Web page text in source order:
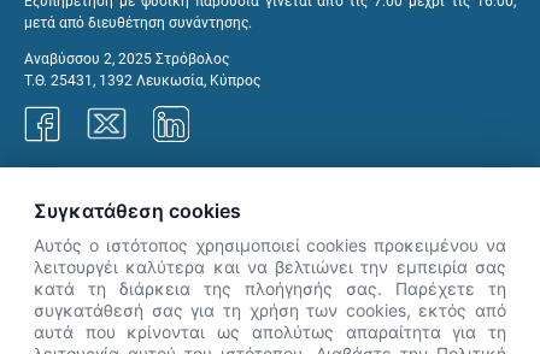
μετά από διευθέτηση συνάντησης.
Αναβύσσου 2, 2025 Στρόβολος
Τ.Θ. 25431, 1392 Λευκωσία, Κύπρος
👋 Καλώς ήρθες! Είμαι η Νόησις.
Συγκατάθεση cookies
Αυτός ο ιστότοπος χρησιμοποιεί cookies προκειμένου να
λειτουργέι καλύτερα και να βελτιώνει την εμπειρία σας
κατά τη διάρκεια της πλοήγησής σας. Παρέχετε τη
συγκατάθεσή σας για τη χρήση των cookies, εκτός από
αυτά που κρίνονται ως απολύτως απαραίτητα για τη